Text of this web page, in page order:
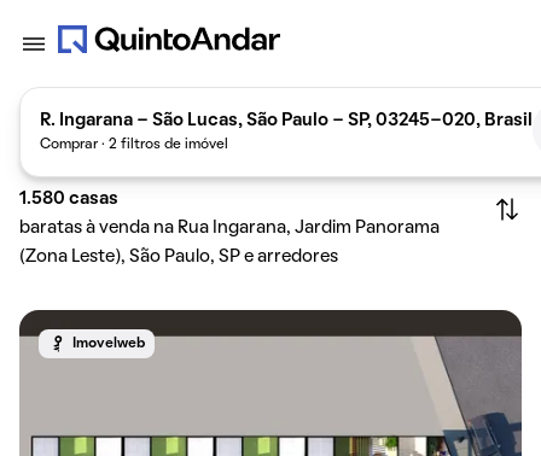
R. Ingarana - São Lucas, São Paulo - SP, 03245-020, Brasil
Comprar · 2 filtros de imóvel
1.580 casas
baratas à venda na Rua Ingarana, Jardim Panorama
(Zona Leste), São Paulo, SP e arredores
Imovelweb